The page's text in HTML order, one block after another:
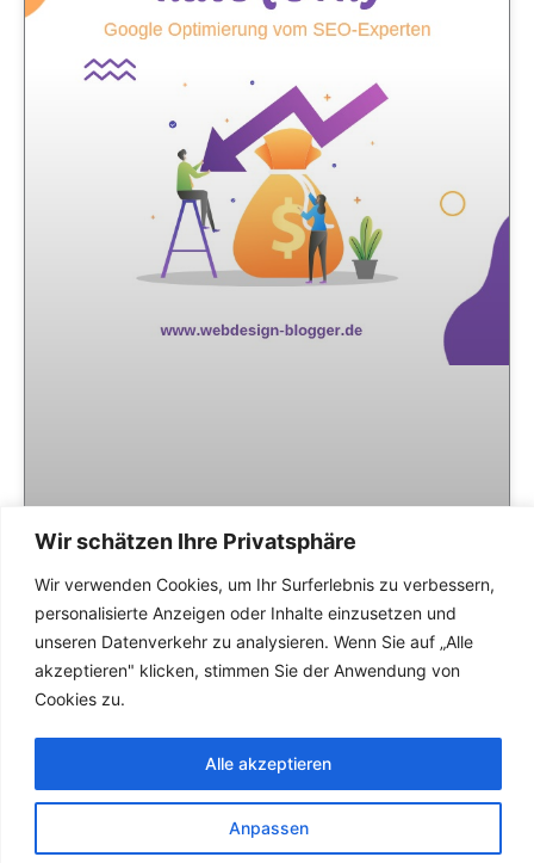
Wir schätzen Ihre Privatsphäre
Wir verwenden Cookies, um Ihr Surferlebnis zu verbessern,
personalisierte Anzeigen oder Inhalte einzusetzen und
unseren Datenverkehr zu analysieren. Wenn Sie auf „Alle
akzeptieren" klicken, stimmen Sie der Anwendung von
Cookies zu.
Anpassen
Alle akzeptieren
Click-through-Rate (CTR) – Impressions
(Klickrate der Impressionen) 📣 Bedeutung in der
Werbung